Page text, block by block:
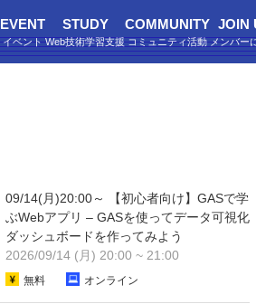
EVENT STUDY COMMUNITY JOIN
09/14(月)20:00～ 【初心者向け】GASで学
ぶWebアプリ – GASを使ってデータ可視化
ダッシュボードを作ってみよう
2026/09/14 (月) 20:00 ~ 21:00
無料 オンライン